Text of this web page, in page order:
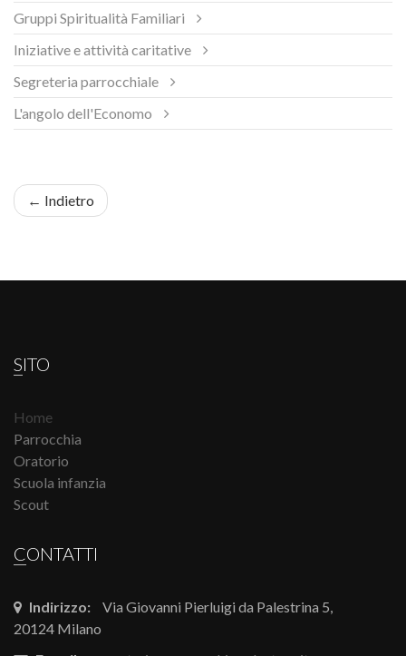
Gruppi Spiritualità Familiari
Iniziative e attività caritative
Segreteria parrocchiale
L'angolo dell'Economo
← Indietro
SITO
Home
Parrocchia
Oratorio
Scuola infanzia
Scout
CONTATTI
Indirizzo:
Via Giovanni Pierluigi da Palestrina 5,
20124 Milano